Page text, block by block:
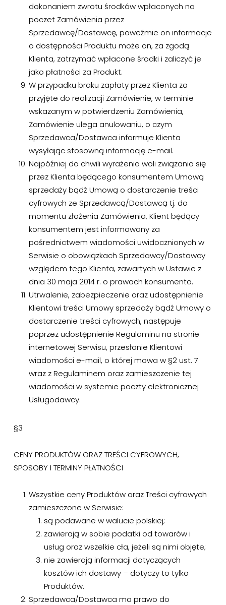
dokonaniem zwrotu środków wpłaconych na
poczet Zamówienia przez
Sprzedawcę/Dostawcę, poweźmie on informacje
o dostępności Produktu może on, za zgodą
Klienta, zatrzymać wpłacone środki i zaliczyć je
jako płatności za Produkt.
W przypadku braku zapłaty przez Klienta za
przyjęte do realizacji Zamówienie, w terminie
wskazanym w potwierdzeniu Zamówienia,
Zamówienie ulega anulowaniu, o czym
Sprzedawca/Dostawca informuje Klienta
wysyłając stosowną informację e-mail.
Najpóźniej do chwili wyrażenia woli związania się
przez Klienta będącego konsumentem Umową
sprzedaży bądź Umową o dostarczenie treści
cyfrowych ze Sprzedawcą/Dostawcą tj. do
momentu złożenia Zamówienia, Klient będący
konsumentem jest informowany za
pośrednictwem wiadomości uwidocznionych w
Serwisie o obowiązkach Sprzedawcy/Dostawcy
względem tego Klienta, zawartych w Ustawie z
dnia 30 maja 2014 r. o prawach konsumenta.
Utrwalenie, zabezpieczenie oraz udostępnienie
Klientowi treści Umowy sprzedaży bądź Umowy o
dostarczenie treści cyfrowych, następuje
poprzez udostępnienie Regulaminu na stronie
internetowej Serwisu, przesłanie Klientowi
wiadomości e-mail, o której mowa w §2 ust. 7
wraz z Regulaminem oraz zamieszczenie tej
wiadomości w systemie poczty elektronicznej
Usługodawcy.
§3
CENY PRODUKTÓW ORAZ TREŚCI CYFROWYCH,
SPOSOBY I TERMINY PŁATNOŚCI
Wszystkie ceny Produktów oraz Treści cyfrowych
zamieszczone w Serwisie:
są podawane w walucie polskiej;
zawierają w sobie podatki od towarów i
usług oraz wszelkie cła, jeżeli są nimi objęte;
nie zawierają informacji dotyczących
kosztów ich dostawy – dotyczy to tylko
Produktów.
Sprzedawca/Dostawca ma prawo do